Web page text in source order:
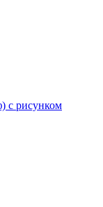
с рисунком